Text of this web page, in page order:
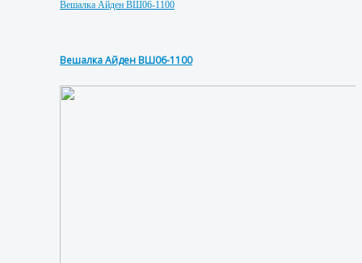
Вешалка Айден ВШ06-1100
Вешалка Айден ВШ06-1100